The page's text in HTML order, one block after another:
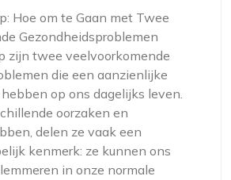
Hoe om te Gaan met Twee
Gezondheidsproblemen
zijn twee veelvoorkomende
die een aanzienlijke
op ons dagelijks leven.
oorzaken en
delen ze vaak een
kenmerk: ze kunnen ons
in onze normale